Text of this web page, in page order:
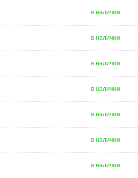
в наличии
в наличии
в наличии
в наличии
в наличии
в наличии
в наличии